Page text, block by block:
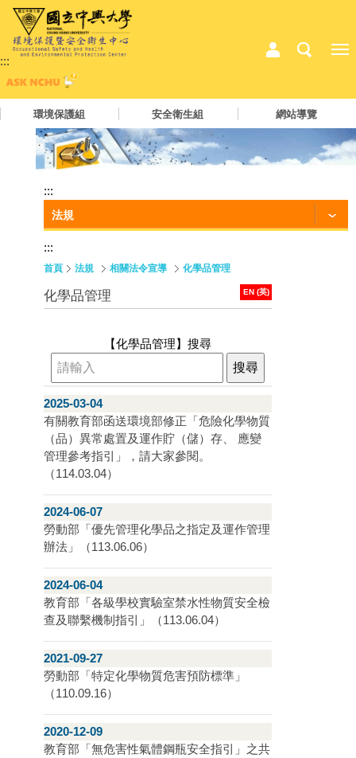
:::
環境保護組 安全衛生組 網站導覽
:::
法規
:::
首頁 法規 相關法令宣導 化學品管理
EN (英)
化學品管理
【化學品管理】搜尋
2025-03-04
有關教育部函送環境部修正「危險化學物質
（品）異常處置及運作貯（儲）存、 應變
管理參考指引」，請大家參閱。
（114.03.04）
2024-06-07
勞動部「優先管理化學品之指定及運作管理
辦法」（113.06.06）
2024-06-04
教育部「各級學校實驗室禁水性物質安全檢
查及聯繫機制指引」（113.06.04）
2021-09-27
勞動部「特定化學物質危害預防標準」
（110.09.16）
2020-12-09
教育部「無危害性氣體鋼瓶安全指引」之共